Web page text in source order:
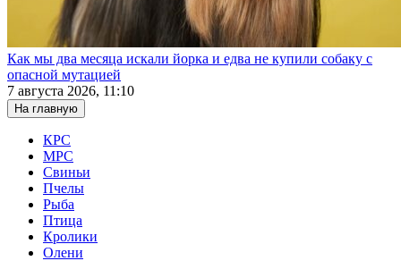
Как мы два месяца искали йорка и едва не купили собаку с
опасной мутацией
7 августа 2026, 11:10
На главную
КРС
МРС
Свиньи
Пчелы
Рыба
Птица
Кролики
Олени